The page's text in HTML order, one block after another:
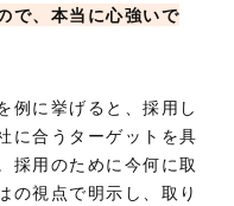
で、本当に心強いで
例に挙げると、採用し
に合うターゲットを具
採用のために今何に取
の視点で明示し、取り